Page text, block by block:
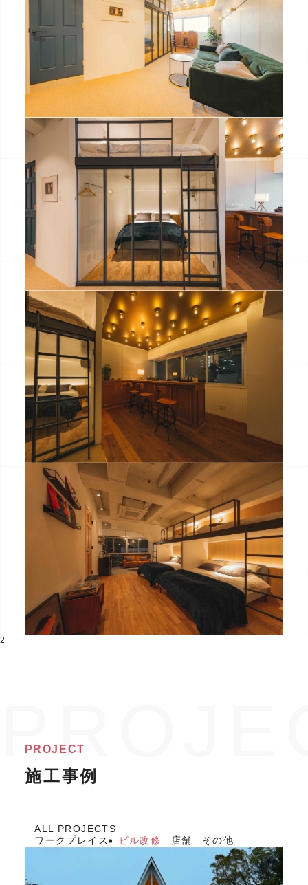
2
PROJECT
施工事例
ALL PROJECTS
ワークプレイス
ビル改修 店舗 その他